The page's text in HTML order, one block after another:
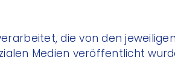
die von den
Medien veröffentlicht